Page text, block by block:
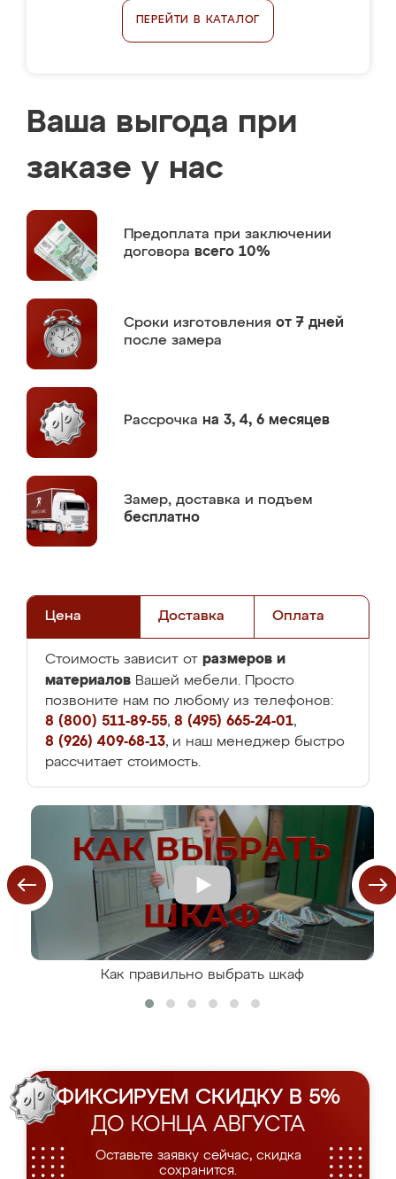
ПЕРЕЙТИ В КАТАЛОГ
Ваша выгода при
заказе у нас
Предоплата при заключении
договора всего 10%
Сроки изготовления от 7 дней
после замера
Рассрочка на 3, 4, 6 месяцев
Замер, доставка и подъем
бесплатно
Цена Доставка Оплата
Стоимость зависит от размеров и
материалов Вашей мебели. Просто
позвоните нам по любому из телефонов:
8 (800) 511-89-55, 8 (495) 665-24-01,
8 (926) 409-68-13, и наш менеджер быстро
рассчитает стоимость.
Как правильно выбрать шкаф
ФИКСИРУЕМ СКИДКУ В 5%
ДО КОНЦА АВГУСТА
Оставьте заявку сейчас, скидка
сохранится.